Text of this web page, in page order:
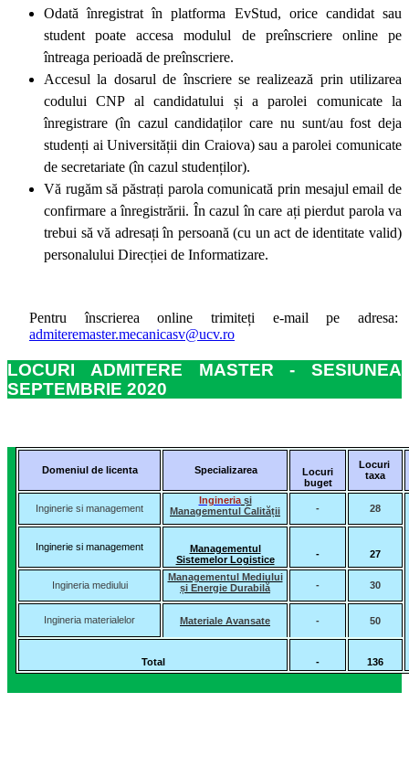
Odată înregistrat în platforma EvStud, orice candidat sau
student poate accesa modulul de preînscriere online pe
întreaga perioadă de preînscriere.
Accesul la dosarul de înscriere se realizează prin utilizarea
codului CNP al candidatului și a parolei comunicate la
înregistrare (în cazul candidaților care nu sunt/au fost deja
studenți ai Universității din Craiova) sau a parolei comunicate
de secretariate (în cazul studenților).
Vă rugăm să păstrați parola comunicată prin mesajul email de
confirmare a înregistrării. În cazul în care ați pierdut parola va
trebui să vă adresați în persoană (cu un act de identitate valid)
personalului Direcției de Informatizare.
Pentru înscrierea online trimiteți e-mail pe adresa:
admiteremaster.mecanicasv@ucv.ro
LOCURI ADMITERE MASTER - SESIUNEA
SEPTEMBRIE 2020
Domeniul de licenta Specializarea
Locuri
buget
Locuri
taxa
Inginerie si management
Ingineriași
Managementul Calității
- 28
Inginerie si management
Managementul
Sistemelor Logistice
- 27
Ingineria mediului
Managementul Mediului
și Energie Durabilă
- 30
Ingineria materialelor Materiale Avansate - 50
Total - 136